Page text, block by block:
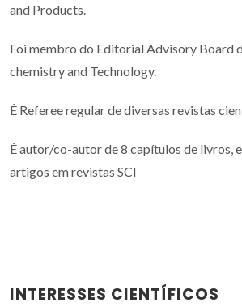
and Products.
Foi membro do Editorial Advisory Board
chemistry and Technology.
É Referee regular de diversas revistas
É autor/co-autor de 8 capítulos de livros,
artigos em revistas SCI
INTERESSES CIENTÍFICOS